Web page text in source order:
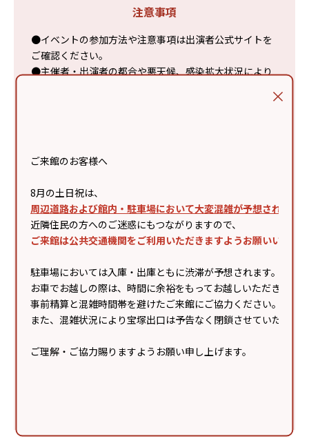
ご来館のお客様へ
8月の土日祝は、
周辺道路および館内・駐車場において大変混雑が予想されます
近隣住民の方へのご迷惑にもつながりますので、
ご来館は公共交通機関をご利用いただきますようお願いいたし
駐車場においては入庫・出庫ともに渋滞が予想されます。
お車でお越しの際は、時間に余裕をもってお越しいただき、
事前精算と混雑時間帯を避けたご来館にご協力ください。
また、混雑状況により宝塚出口は予告なく閉鎖させていただく
ご理解・ご協力賜りますようお願い申し上げます。
注意事項
●イベントの参加方法や注意事項は出演者公式サイトを
ご確認ください。
●主催者・出演者の都合や悪天候、感染拡大状況により
●事故・混乱防止のため、様々な制限を設けさせていた
●会場が混雑した際は入場制限を行います。すべての方
がご観覧いただけない場合があります。
●周囲のお客様に著しく迷惑・危害が及ぶと当方が判断
した際は、退場していただく場合があります。
は主催の許可があった場合を除き固くお断りします。
●主催者や取材メディアによる撮影によりお客様が映り
込むことがあり、インターネット配信やイベント
終了後の広告物・テレビ・WEB等に露出・掲載される
●イベント開催中はスカイガーデンの噴水を停止するこ